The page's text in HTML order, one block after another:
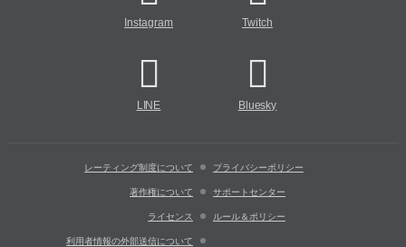
Instagram Twitch
LINE Bluesky
レーティング制度について プライバシーポリシー
著作権について サポートセンター
ライセンス ルール＆ポリシー
利用者情報の外部送信について